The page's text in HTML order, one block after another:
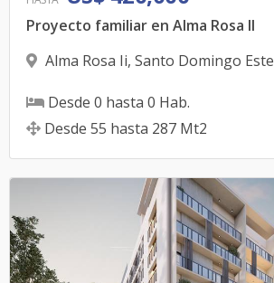
Proyecto familiar en Alma Rosa II
Alma Rosa Ii, Santo Domingo Este
Desde 0 hasta 0 Hab.
Desde 55 hasta 287 Mt2